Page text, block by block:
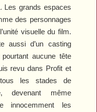
Les grands espaces
des personnages
visuelle du film.
aussi d’un casting
aucune tête
revu dans Profitet
les stades de
devenant même
innocemment les